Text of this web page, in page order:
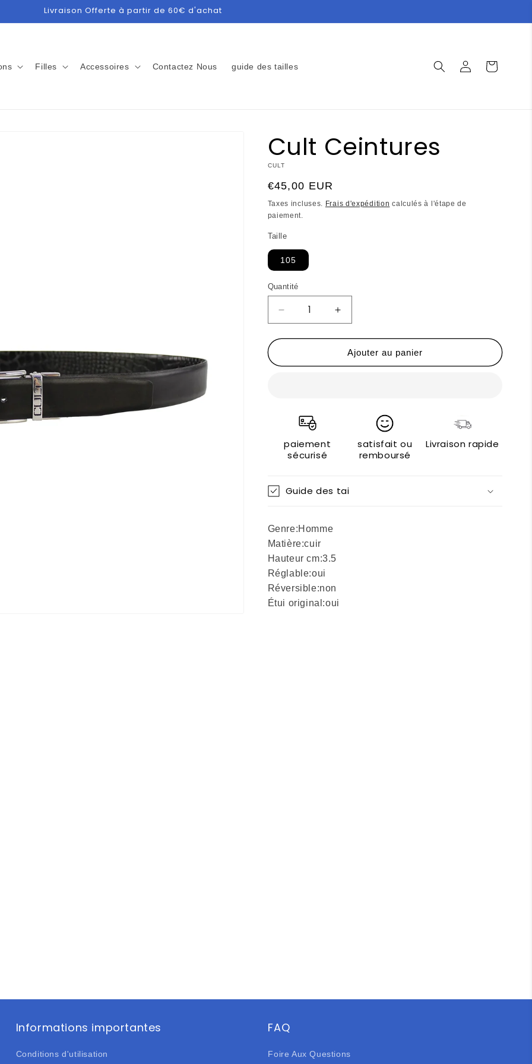
Livraison Offerte à partir de 60€ d'achat
Filles Accessoires Contactez Nous guide des tailles ConnexionPanier
Cult Ceintures
CULT
Prix
habituel
€45,00 EUR
Taxes incluses. Frais d'expédition calculés à l'étape de
paiement.
Taille
105
Quantité
Réduire
la
quantité
Cult
Augmenter
la
quantité
de
Cult
Ajouter au panier
paiement
sécurisé
satisfait ou
remboursé
Livraison rapide
Guide des tai
Genre:Homme
Matière:cuir
Hauteur cm:3.5
Réglable:oui
Réversible:non
Étui original:oui
Informations importantes
Conditions d'utilisation
FAQ
Foire Aux Questions